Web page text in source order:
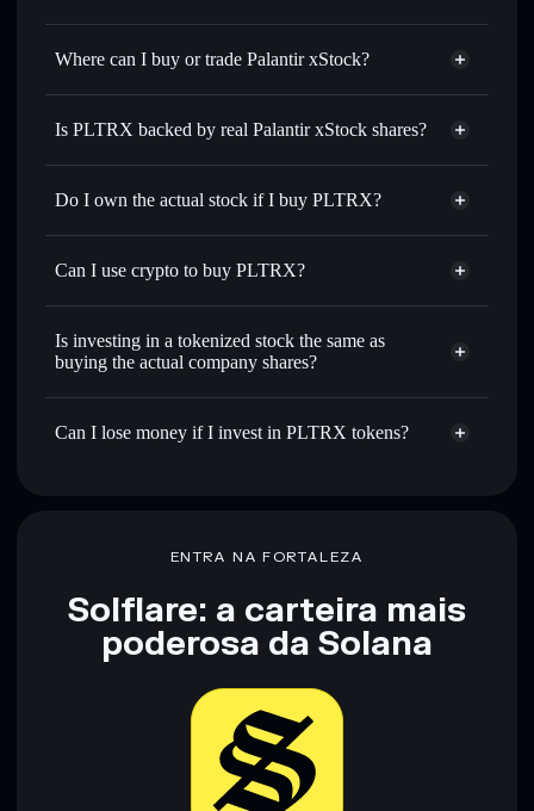
Palantir xStock
$172.010
Where can I buy or trade Palantir xStock?
Is PLTRX backed by real Palantir xStock shares?
Do I own the actual stock if I buy PLTRX?
Can I use crypto to buy PLTRX?
Is investing in a tokenized stock the same as
buying the actual company shares?
Can I lose money if I invest in PLTRX tokens?
ENTRA NA FORTALEZA
Solflare: a carteira mais
poderosa da Solana